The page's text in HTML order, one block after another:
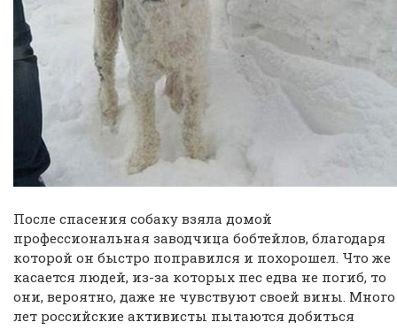
После спасения собаку взяла домой
профессиональная заводчица бобтейлов, благодаря
которой он быстро поправился и похорошел. Что же
касается людей, из-за которых пес едва не погиб, то
они, вероятно, даже не чувствуют своей вины. Много
лет российские активисты пытаются добиться